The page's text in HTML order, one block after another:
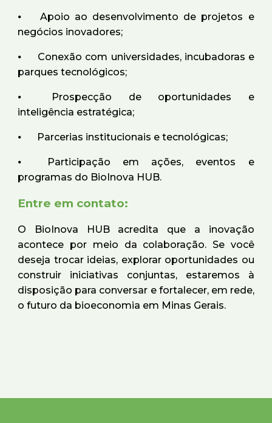
⦁
Apoio ao desenvolvimento de projetos e
negócios inovadores;
⦁
Conexão com universidades, incubadoras e
parques tecnológicos;
⦁
Prospecção de oportunidades e
inteligência estratégica;
⦁ Parcerias institucionais e tecnológicas;
⦁
Participação em ações, eventos e
programas do BioInova HUB.
Entre em contato:
O BioInova HUB acredita que a inovação
acontece por meio da colaboração. Se você
deseja trocar ideias, explorar oportunidades ou
construir iniciativas conjuntas, estaremos à
disposição para conversar e fortalecer, em rede,
o futuro da bioeconomia em Minas Gerais.